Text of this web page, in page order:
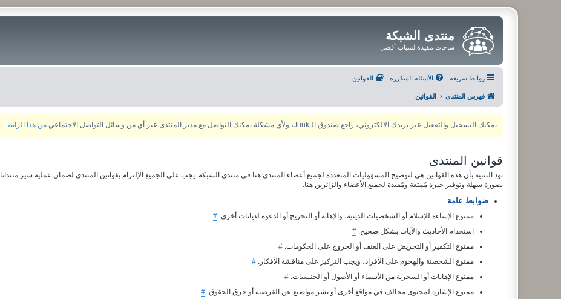
منتدى الشبكة
ساحات مفيدة لشباب أفضل
روابط سريعة الأسئلة المتكررة القوانين
فهرس المنتدى القوانين
يمكنك التسجيل والتفعيل عبر بريدك الالكتروني، راجع صندوق الـJunk، ولأي مشكلة يمكنك التواصل مع مدير المنتدى عبر أي من وسائل التواصل الاجتماعي من هذا الرابط
قوانين المنتدى
نود التنبيه بأن هذه القوانين هي لتوضيح المسؤوليات المتعددة لجميع أعضاء المنتدى هنا في منتدى الشبكة. يجب على الجميع الإلتزام بقوانين المنتدى لضمان عملية سير منتدانا
بصورة سهلة وتوفير خبرة مُمتعة ومًفيدة لجميع الأعضاء والزائرين هنا.
ضوابط عامة
ممنوع الإساءة للإسلام أو الشخصيات الدينية، والإهانة أو التجريح أو الدعوة لديانات أخرى. #
استخدام الأحاديث والآيات بشكل صحيح. #
ممنوع التكفير أو التحريض على العنف أو الخروج على الحكومات. #
ممنوع الشخصنة والهجوم على الأفراد، ويجب التركيز على مناقشة الأفكار. #
ممنوع الإهانات أو السخرية من الأسماء أو الأصول أو الجنسيات. #
ممنوع الإشارة لمحتوى مخالف في مواقع أخرى أو نشر مواضيع عن القرصنة أو خرق الحقوق. #